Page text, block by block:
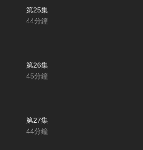
第25集
44分鐘
第26集
45分鐘
第27集
44分鐘